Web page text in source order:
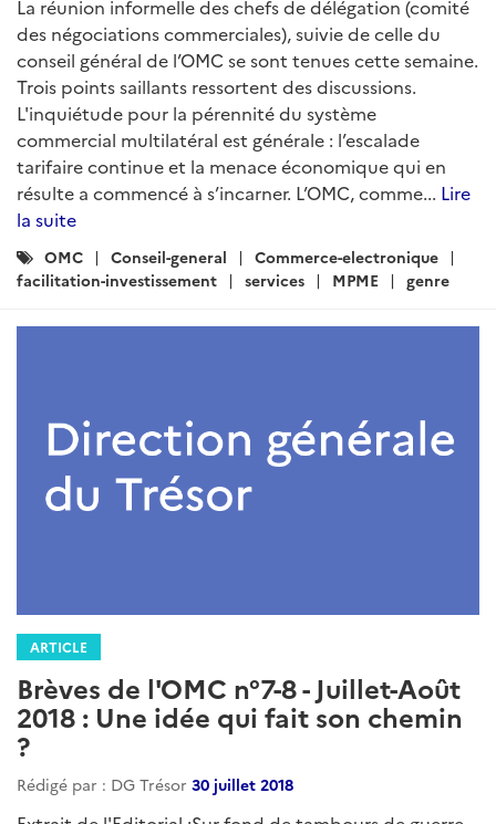
La réunion informelle des chefs de délégation (comité
des négociations commerciales), suivie de celle du
conseil général de l’OMC se sont tenues cette semaine.
Trois points saillants ressortent des discussions.
L'inquiétude pour la pérennité du système
commercial multilatéral est générale : l’escalade
tarifaire continue et la menace économique qui en
résulte a commencé à s’incarner. L’OMC, comme... Lire
la suite
Catégories
:
OMC Conseil-general
Commerce-electronique
facilitation-investissement
services MPME genre
ARTICLE
Brèves de l'OMC n°7-8 - Juillet-Août
2018 : Une idée qui fait son chemin
?
Rédigé par : DG Trésor 30 juillet 2018